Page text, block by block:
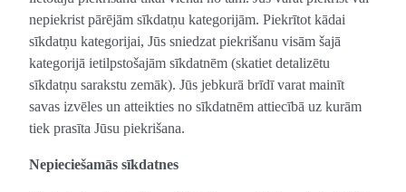
nepiekrist pārējām sīkdatņu kategorijām. Piekrītot kādai
sīkdatņu kategorijai, Jūs sniedzat piekrišanu visām šajā
kategorijā ietilpstošajām sīkdatnēm (skatiet detalizētu
sīkdatņu sarakstu zemāk). Jūs jebkurā brīdī varat mainīt
savas izvēles un atteikties no sīkdatnēm attiecībā uz kurām
tiek prasīta Jūsu piekrišana.
Nepieciešamās sīkdatnes